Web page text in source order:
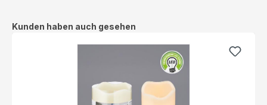
Produktgalerie überspringen
Kunden haben auch gesehen